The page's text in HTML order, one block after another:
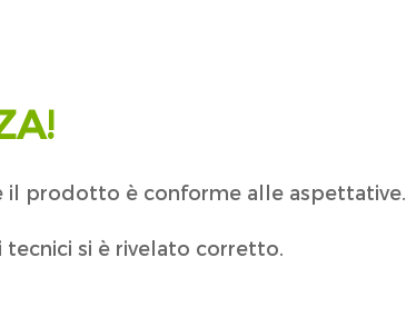
il prodotto è conforme alle aspettative.
si è rivelato corretto.